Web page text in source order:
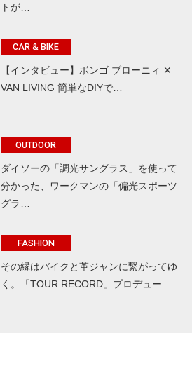
トが…
CAR & BIKE
【インタビュー】ボンゴ ブローニィ ✕
VAN LIVING 簡単なDIYで…
OUTDOOR
ダイソーの「調光サングラス」を使って
分かった、ワークマンの「偏光スポーツ
グラ…
FASHION
その縁はバイクと革ジャンに繋がってゆ
く。「TOUR RECORD」プロデュー…